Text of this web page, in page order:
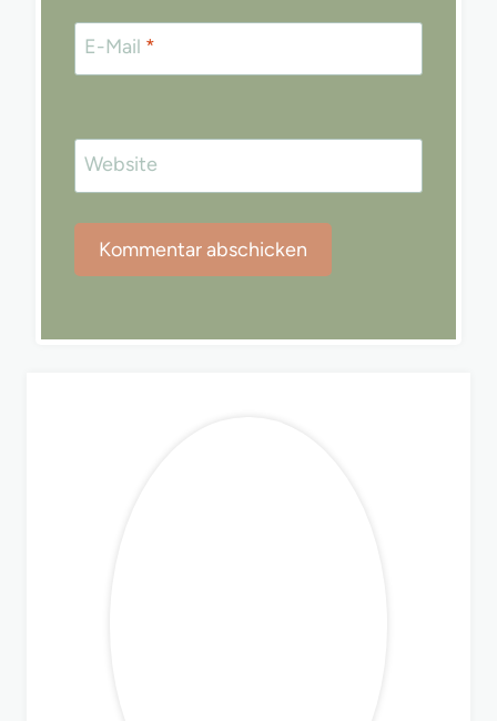
E-Mail *
Website